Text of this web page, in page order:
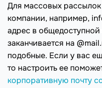
Для массовых
компании, например,
адрес в
заканчивается на
подобные. Если у вас
то настроить ее
корпоративную почту